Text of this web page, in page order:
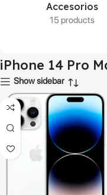
Accesorios
15 products
iPhone 14 Pro
Show sidebar